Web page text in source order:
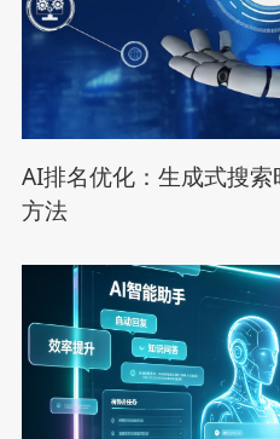
AI排名优化：生成式搜
方法